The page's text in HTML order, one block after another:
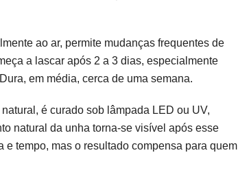
ao ar, permite mudanças frequentes de
a lascar após 2 a 3 dias, especialmente
em média, cerca de uma semana.
é curado sob lâmpada LED ou UV,
natural da unha torna-se visível após esse
tempo, mas o resultado compensa para quem